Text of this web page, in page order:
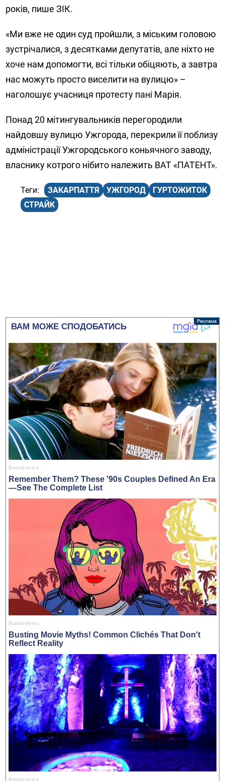
років, пише ЗІК.
«Ми вже не один суд пройшли, з міським головою
зустрічалися, з десятками депутатів, але ніхто не
хоче нам допомогти, всі тільки обіцяють, а завтра
нас можуть просто виселити на вулицю» –
наголошує учасниця протесту пані Марія.
Понад 20 мітингувальників перегородили
найдовшу вулицю Ужгорода, перекрили її поблизу
адміністрації Ужгородського коньячного заводу,
власнику котрого нібито належить ВАТ «ПАТЕНТ».
ЗАКАРПАТТЯ УЖГОРОД
ГУРТОЖИТОК
СТРАЙК